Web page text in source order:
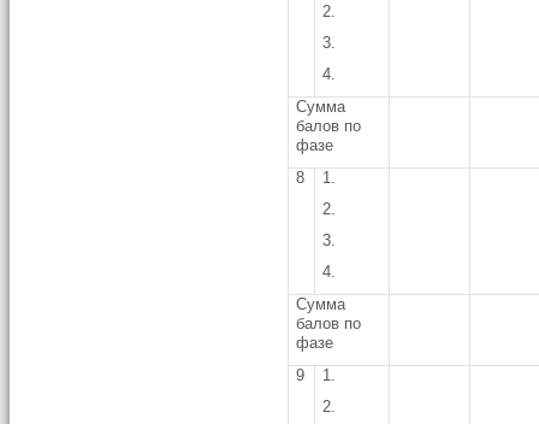
2.
3.
4.
Сумма
балов по
фазе
8
1.
2.
3.
4.
Сумма
балов по
фазе
9
1.
2.